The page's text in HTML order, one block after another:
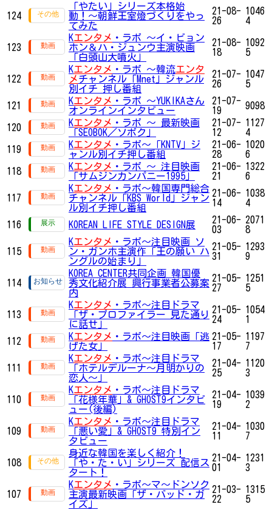
124
「やたい」シリーズ本格始
動！〜朝鮮王室燈づくりをやっ
てみた
21-08-
26
1046
4
123
Kエンタメ ・ラボ ～イ・ビョン
ホン＆ハ・ジュンウ主演映画
「白頭山大噴火」
21-08-
18
1092
5
122
Kエンタメ ・ラボ ～韓流エンタ
メチャンネル「Mnet」ジャンル
別イチ 押し番組
21-07-
26
1047
5
121 Kエンタメ ・ラボ ～YUKIKAさん
オンラインインタビュー
21-07-
19
9098
120 Kエンタメ ・ラボ ～ 最新映画
「SEOBOK／ソボク」
21-07-
12
1127
4
119
Kエンタメ ・ラボ～「KNTV」ジ
ャンル別イチ押し番組
21-06-
28
1020
6
118
Kエンタメ ・ラボ ～ 注目映画
「サムジンカンパニー1995」
21-06-
21
1322
6
117
Kエンタメ ・ラボ～韓国専門総合
チャンネル「KBS World」ジャン
ル別イチ押し番組
21-06-
14
1038
4
116 KOREAN LIFE STYLE DESIGN展
21-06-
03
2071
8
115
Kエンタメ ・ラボ～注目映画 ソ
ン・ガンホ主演作「王の願い ハ
ングルの始まり」
21-05-
31
1293
9
114
KOREA CENTER共同企画 韓国優
秀文化紹介展 興行事業者公募案
内
21-05-
27
1251
5
113
Kエンタメ ・ラボ～注目ドラマ
「ザ・プロファイラー 見た通り
に話せ」
21-05-
24
1054
1
112 Kエンタメ ・ラボ～注目映画「逃
げた女」
21-05-
17
1197
7
111
Kエンタメ ・ラボ～注目ドラマ
「ホテルデルーナ～月明かりの
恋人～」
21-04-
25
1120
3
110
Kエンタメ ・ラボ～注目ドラマ
「花様年華」& GHOST9インタビ
ュー(後編)
21-04-
19
1039
2
109
Kエンタメ ・ラボ～注目ドラマ
「悪い愛」& GHOST9 特別イン
タビュー
21-04-
11
1030
7
108
身近な韓国を楽しく紹介！
「や・た・い」シリーズ 配信ス
タート！
21-04-
01
1231
3
107
Kエンタメ ・ラボ～マ〜ドンソク
主演最新映画「ザ・バッド・ガ
イズ」
21-03-
22
1315
5